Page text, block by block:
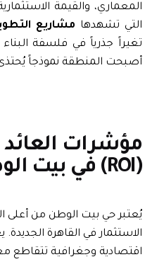
والقيمة الاستثمارية
تشهدهامشاريع التطوير
جذرياً في فلسفة البناء
المنطقة نموذجاً يُحتذى به
العائد
حي بيت الوطن من أعلى
في القاهرة الجديدة.
وجغرافية تتقاطع معاً